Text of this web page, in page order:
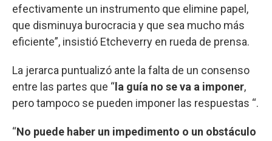
efectivamente un instrumento que elimine papel,
que disminuya burocracia y que sea mucho más
eficiente”, insistió Etcheverry en rueda de prensa.
La jerarca puntualizó ante la falta de un consenso
entre las partes que “ la guía no se va a imponer,
pero tampoco se pueden imponer las respuestas “.
“No puede haber un impedimento o un obstáculo